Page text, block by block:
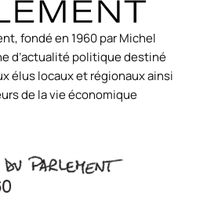
fondé en 1960 par Michel
d’actualité politique destiné
élus locaux et régionaux ainsi
de la vie économique